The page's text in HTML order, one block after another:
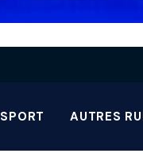
SPORT AUTRES